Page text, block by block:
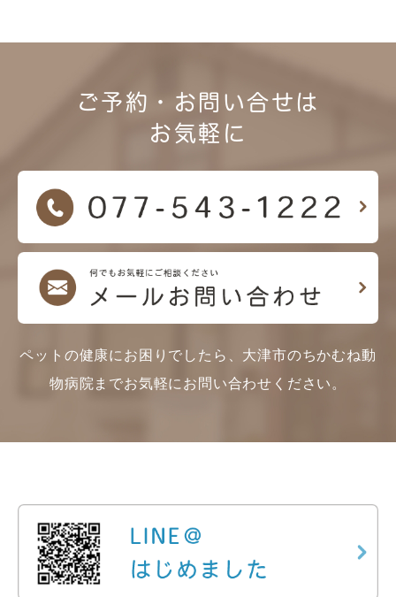
ご予約・お問い合せは
お気軽に
ペットの健康にお困りでしたら、大津市のちかむね動
物病院までお気軽にお問い合わせください。